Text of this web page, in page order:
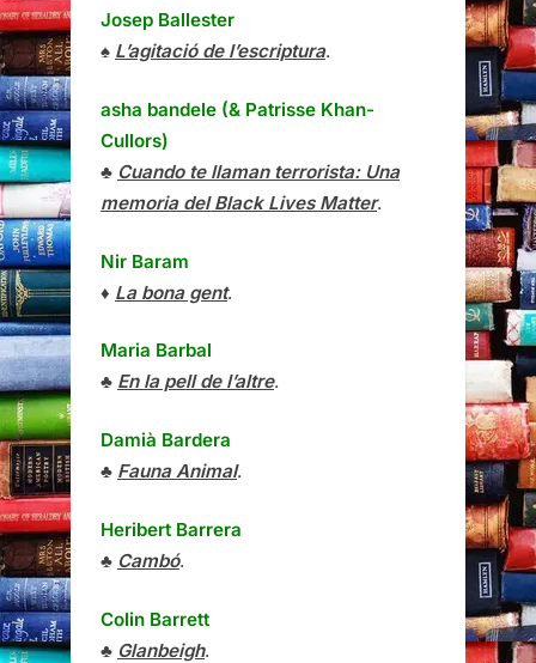
Josep Ballester
♠ L’agitació de l’escriptura.
asha bandele (& Patrisse Khan-
Cullors)
♣ Cuando te llaman terrorista: Una
memoria del Black Lives Matter.
Nir Baram
♦ La bona gent.
Maria Barbal
♣ En la pell de l’altre.
Damià Bardera
♣ Fauna Animal.
Heribert Barrera
♣ Cambó.
Colin Barrett
♣ Glanbeigh.